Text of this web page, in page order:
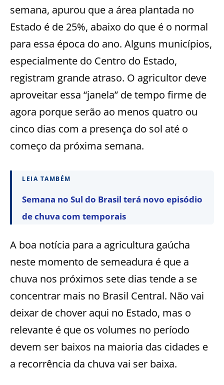
semana, apurou que a área plantada no
Estado é de 25%, abaixo do que é o normal
para essa época do ano. Alguns municípios,
especialmente do Centro do Estado,
registram grande atraso. O agricultor deve
aproveitar essa “janela” de tempo firme de
agora porque serão ao menos quatro ou
cinco dias com a presença do sol até o
começo da próxima semana.
LEIA TAMBÉM
Semana no Sul do Brasil terá novo episódio
de chuva com temporais
A boa notícia para a agricultura gaúcha
neste momento de semeadura é que a
chuva nos próximos sete dias tende a se
concentrar mais no Brasil Central. Não vai
deixar de chover aqui no Estado, mas o
relevante é que os volumes no período
devem ser baixos na maioria das cidades e
a recorrência da chuva vai ser baixa.